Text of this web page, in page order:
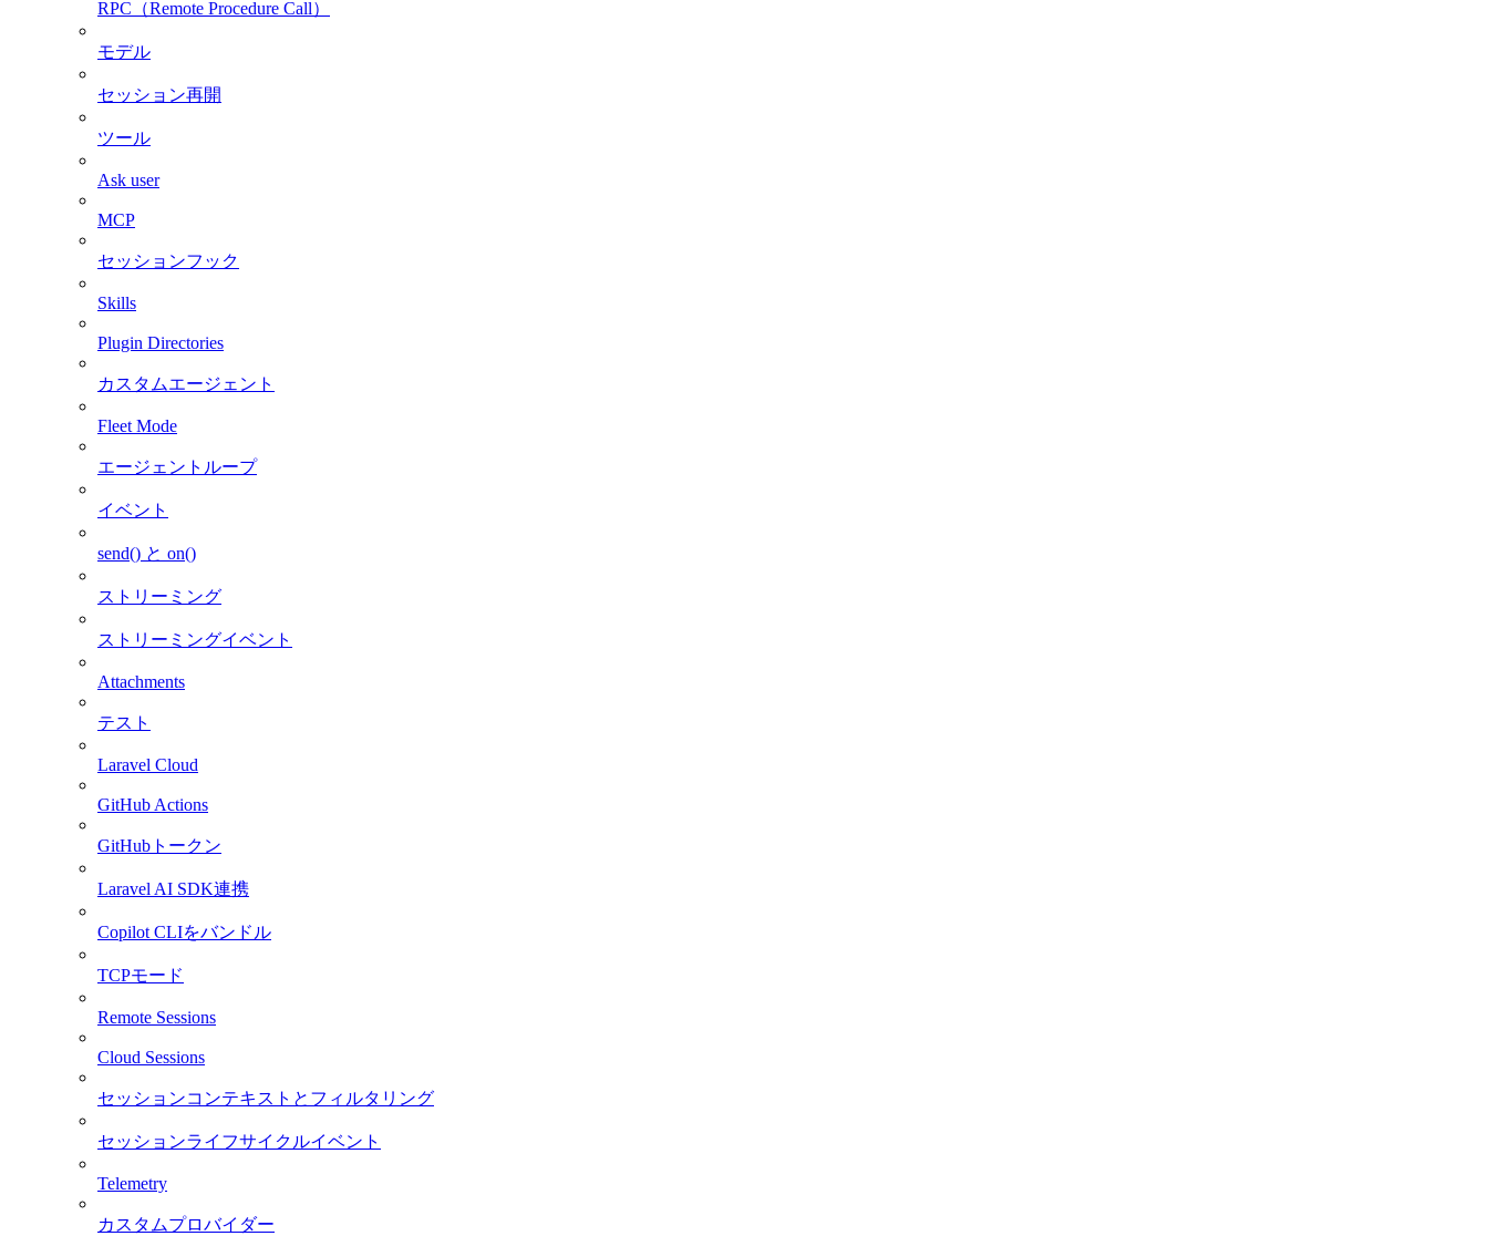
RPC（Remote Procedure Call）
モデル
セッション再開
ツール
Ask user
MCP
セッションフック
Skills
Plugin Directories
カスタムエージェント
Fleet Mode
エージェントループ
イベント
send() と on()
ストリーミング
ストリーミングイベント
Attachments
テスト
Laravel Cloud
GitHub Actions
GitHubトークン
Laravel AI SDK連携
Copilot CLIをバンドル
TCPモード
Remote Sessions
Cloud Sessions
セッションコンテキストとフィルタリング
セッションライフサイクルイベント
Telemetry
カスタムプロバイダー